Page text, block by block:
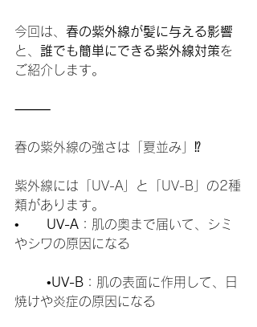
今回は、 春の紫外線が髪に与える影響
と、 誰でも簡単にできる紫外線対策を
ご紹介します。
⸻
春の紫外線の強さは「夏並み」⁉
紫外線には「UV-A」と「UV-B」の2種
類があります。
UV-A ：肌の奥まで届いて、シミ
やシワの原因になる
	•
UV-B ：肌の表面に作用して、日
焼けや炎症の原因になる